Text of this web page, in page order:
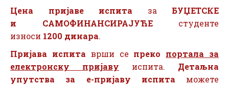
Цена пријаве испита за БУЏЕТСКЕ
и САМОФИНАНСИРАЈУЋЕстуденте
износи 1200 динара.
Пријава испита врши се преко портала за
електронску пријаву испита. Детаљна
упутства за е-пријаву испита можете